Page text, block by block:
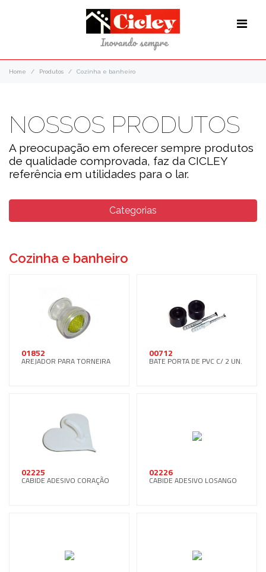
Home Produtos Cozinha e banheiro
NOSSOS PRODUTOS
A preocupação em oferecer sempre produtos
de qualidade comprovada, faz da CICLEY
referência em utilidades para o lar.
Categorias
Cozinha e banheiro
01852
AREJADOR PARA TORNEIRA
00712
BATE PORTA DE PVC C/ 2 UN.
02225
CABIDE ADESIVO CORAÇÃO
02226
CABIDE ADESIVO LOSANGO